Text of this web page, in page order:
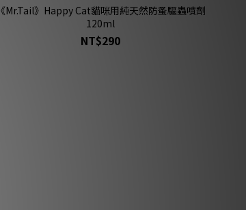
《Mr.Tail》Happy Cat貓咪用純天然防蚤驅蟲噴劑
120ml
NT$290